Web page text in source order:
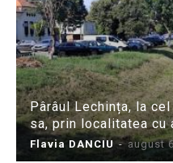
Pârâul Lechința, la
sa, prin localitatea cu
Flavia DANCIU - august